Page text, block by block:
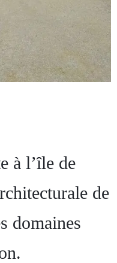
à l’île de
de
domaines